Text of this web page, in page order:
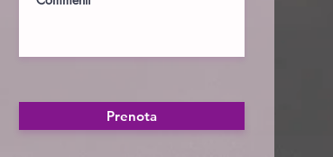
Prenota